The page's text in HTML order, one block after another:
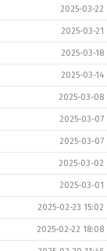
2025-03-22
2025-03-21
2025-03-18
2025-03-14
2025-03-08
2025-03-07
2025-03-07
2025-03-02
2025-03-01
2025-02-23 15:02
2025-02-22 18:08